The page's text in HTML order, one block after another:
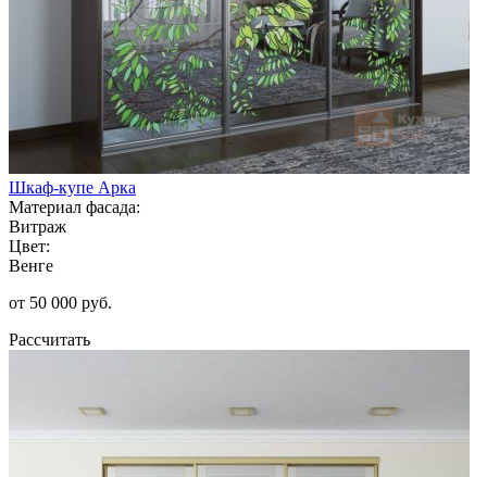
Шкаф-купе Арка
Материал фасада:
Витраж
Цвет:
Венге
от 50 000 руб.
Рассчитать